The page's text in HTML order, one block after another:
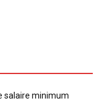
salaire minimum